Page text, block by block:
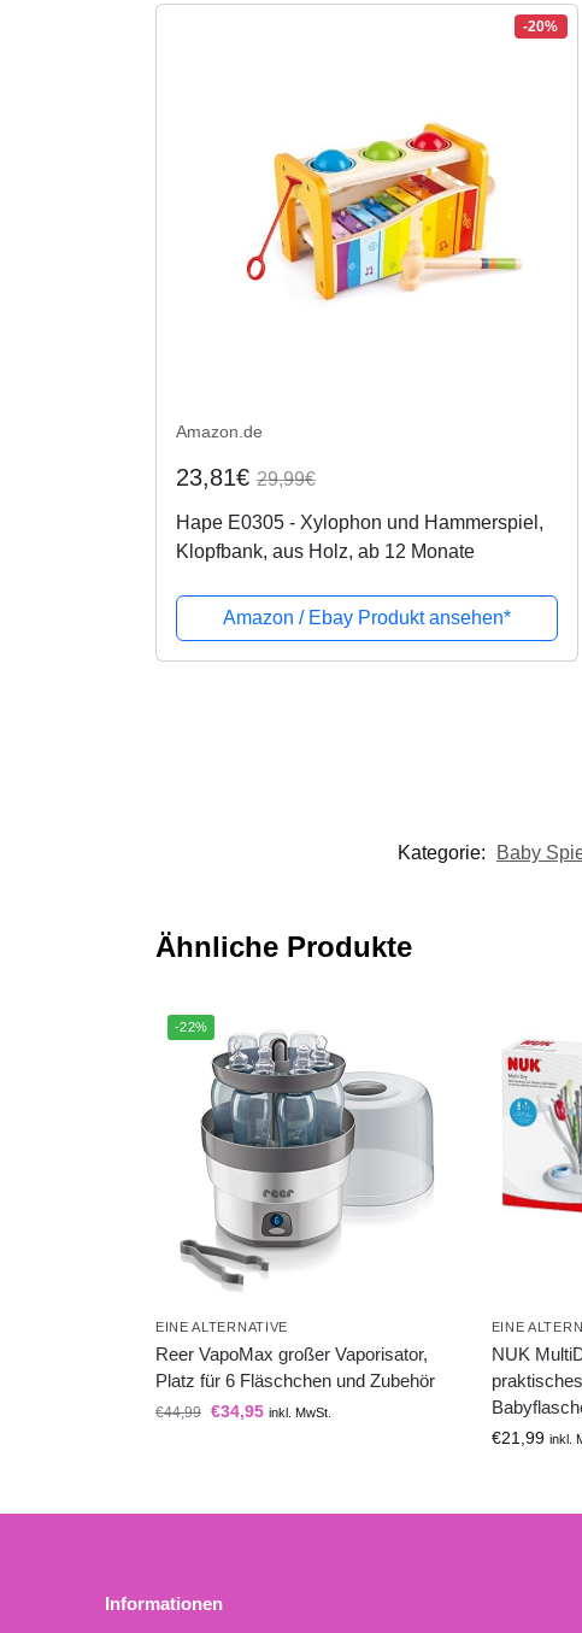
-20%
Amazon.de
23,81€ 29,99€
Hape E0305 - Xylophon und Hammerspiel,
Klopfbank, aus Holz, ab 12 Monate
Amazon / Ebay Produkt ansehen*
Kategorie: Baby
Ähnliche Produkte
-22%
EINE ALTERNATIVE
Reer VapoMax großer Vaporisator,
Platz für 6 Fläschchen und Zubehör
€44,99 €34,95 inkl. MwSt.
EINE
NUK
€21,99 inkl.
Informationen